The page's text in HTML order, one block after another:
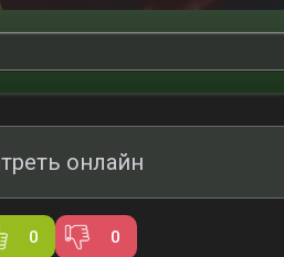
онлайн
0 0